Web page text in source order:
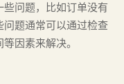
问题，比如订单没有
题通常可以通过检查
因素来解决。